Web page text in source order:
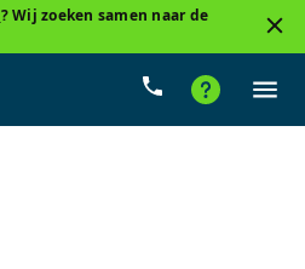
? Wij zoeken samen naar de
Cardoenprijs